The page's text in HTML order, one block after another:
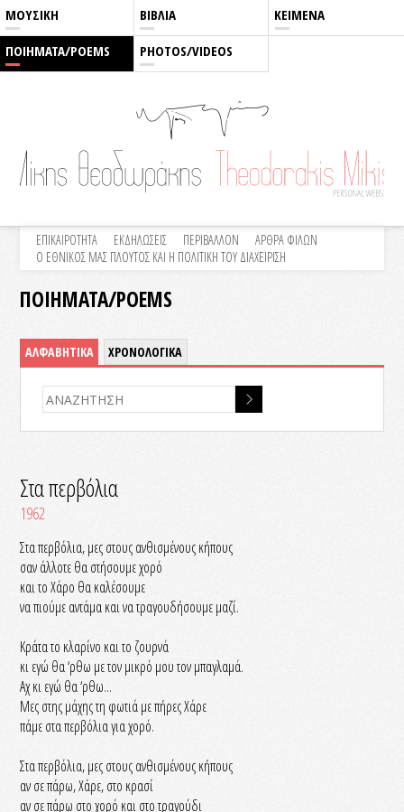
ΜΟΥΣΙΚΗ ΒΙΒΛΙΑ ΚΕΙΜΕΝΑ
ΠΟΙΗΜΑΤΑ/POEMS PHOTOS/VIDEOS
ΕΠΙΚΑΙΡΟΤΗΤΑ ΕΚΔΗΛΩΣΕΙΣ ΠΕΡΙΒΑΛΛΟΝ
ΑΡΘΡΑ ΦΙΛΩΝ
Ο ΕΘΝΙΚΟΣ ΜΑΣ ΠΛΟΥΤΟΣ ΚΑΙ Η ΠΟΛΙΤΙΚΗ ΤΟΥ ΔΙΑΧΕΙΡΙΣΗ
ΠΟΙΗΜΑΤΑ/POEMS
ΑΛΦΑΒΗΤΙΚΑ ΧΡΟΝΟΛΟΓΙΚΑ
Στα περβόλια
1962
Στα περβόλια, μες στους ανθισμένους κήπους
σαν άλλοτε θα στήσουμε χορό
και το Χάρο θα καλέσουμε
να πιούμε αντάμα και να τραγουδήσουμε μαζί.
Κράτα το κλαρίνο και το ζουρνά
κι εγώ θα ‘ρθω με τον μικρό μου τον μπαγλαμά.
Αχ κι εγώ θα ‘ρθω...
Μες στης μάχης τη φωτιά με πήρες Χάρε
πάμε στα περβόλια για χορό.
Στα περβόλια, μες στους ανθισμένους κήπους
αν σε πάρω, Χάρε, στο κρασί
αν σε πάρω στο χορό και στο τραγούδι